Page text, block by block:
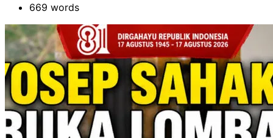
669 words